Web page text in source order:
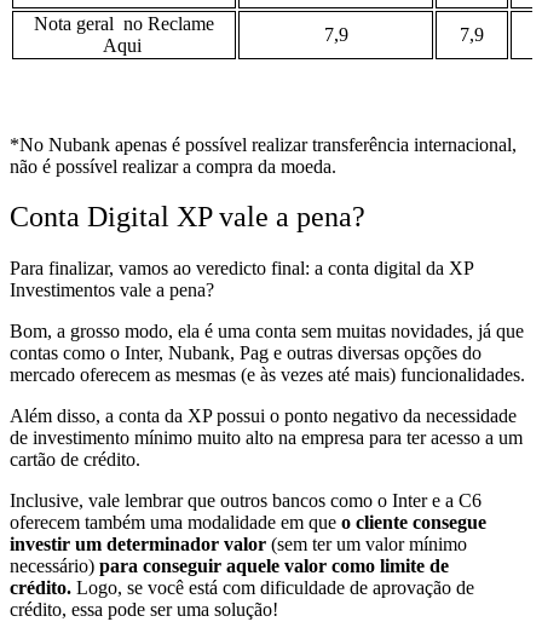
Nota geral no Reclame
Aqui
7,9 7,9
*No Nubank apenas é possível realizar transferência internacional,
não é possível realizar a compra da moeda.
Conta Digital XP vale a pena?
Para finalizar, vamos ao veredicto final: a conta digital da XP
Investimentos vale a pena?
Bom, a grosso modo, ela é uma conta sem muitas novidades, já que
contas como o Inter, Nubank, Pag e outras diversas opções do
mercado oferecem as mesmas (e às vezes até mais) funcionalidades.
Além disso, a conta da XP possui o ponto negativo da necessidade
de investimento mínimo muito alto na empresa para ter acesso a um
cartão de crédito.
Inclusive, vale lembrar que outros bancos como o Inter e a C6
oferecem também uma modalidade em que o cliente consegue
investir um determinador valor (sem ter um valor mínimo
necessário) para conseguir aquele valor como limite de
crédito. Logo, se você está com dificuldade de aprovação de
crédito, essa pode ser uma solução!